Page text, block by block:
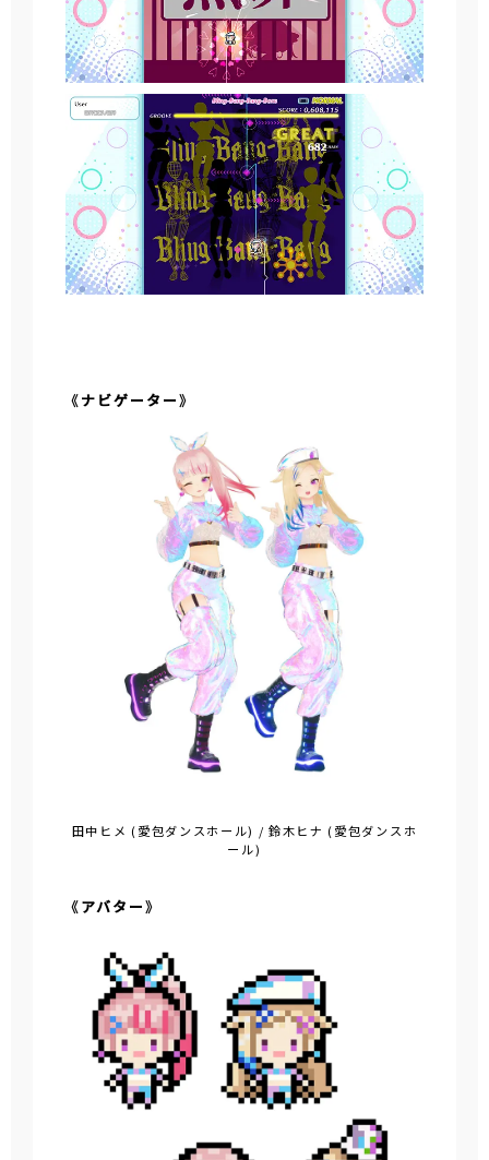
《ナビゲーター》
田中ヒメ (愛包ダンスホール) / 鈴木ヒナ (愛包ダンスホ
ール)
《アバター》